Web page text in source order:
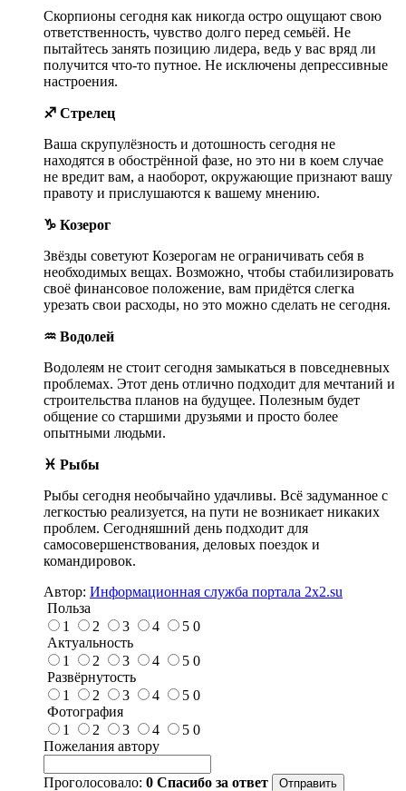
Скорпионы сегодня как никогда остро ощущают свою
ответственность, чувство долго перед семьёй. Не
пытайтесь занять позицию лидера, ведь у вас вряд ли
получится что-то путное. Не исключены депрессивные
настроения.
♐ Стрелец
Ваша скрупулёзность и дотошность сегодня не
находятся в обострённой фазе, но это ни в коем случае
не вредит вам, а наоборот, окружающие признают вашу
правоту и прислушаются к вашему мнению.
♑ Козерог
Звёзды советуют Козерогам не ограничивать себя в
необходимых вещах. Возможно, чтобы стабилизировать
своё финансовое положение, вам придётся слегка
урезать свои расходы, но это можно сделать не сегодня.
♒ Водолей
Водолеям не стоит сегодня замыкаться в повседневных
проблемах. Этот день отлично подходит для мечтаний и
строительства планов на будущее. Полезным будет
общение со старшими друзьями и просто более
опытными людьми.
♓ Рыбы
Рыбы сегодня необычайно удачливы. Всё задуманное с
легкостью реализуется, на пути не возникает никаких
проблем. Сегодняшний день подходит для
самосовершенствования, деловых поездок и
командировок.
Автор: Информационная служба портала 2x2.su
Польза
1
2 3 4 5 0
Актуальность
1
2 3 4 5 0
Развёрнутость
1
2 3 4 5 0
Фотография
1
2 3 4 5 0
Пожелания автору
Проголосовало: 0 Спасибо за ответ